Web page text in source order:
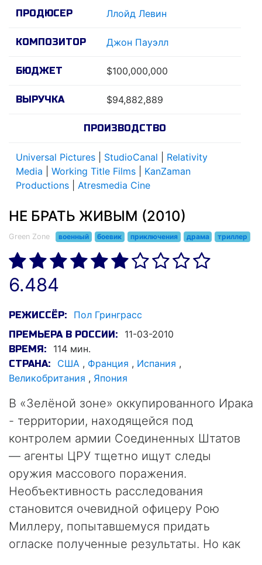
ПРОДЮСЕР Ллойд Левин
КОМПОЗИТОР Джон Пауэлл
БЮДЖЕТ $100,000,000
ВЫРУЧКА $94,882,889
ПРОИЗВОДСТВО
Universal Pictures StudioCanal
Relativity
Media
Working Title Films
KanZaman
Productions
Atresmedia Cine
НЕ БРАТЬ ЖИВЫМ (2010)
Green Zone военный боевик приключения драма триллер
6.484
РЕЖИССЁР: Пол Гринграсс
ПРЕМЬЕРА В РОССИИ: 11-03-2010
ВРЕМЯ: 114 мин.
СТРАНА: США , Франция , Испания ,
Великобритания , Япония
В «Зелёной зоне» оккупированного Ирака
- территории, находящейся под
контролем армии Соединенных Штатов
— агенты ЦРУ тщетно ищут следы
оружия массового поражения.
Необъективность расследования
становится очевидной офицеру Рою
Миллеру, попытавшемуся придать
огласке полученные результаты. Но как